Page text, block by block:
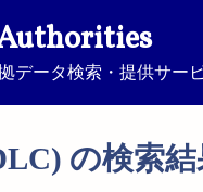
データ検索・提供サー
の検索結